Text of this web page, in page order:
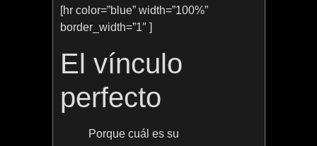
[hr color=”blue” width=”100%”
border_width=”1″ ]
El vínculo
perfecto
Porque cuál es su